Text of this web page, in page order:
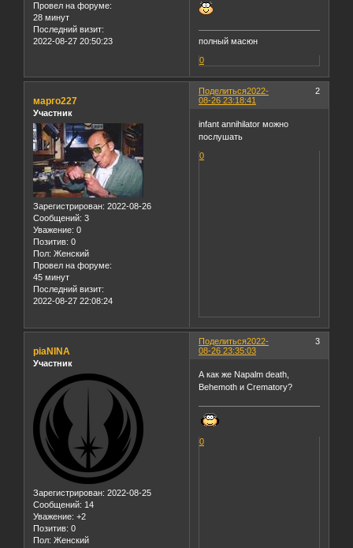
Провел на форуме:
28 минут
Последний визит:
2022-08-27 20:50:23
полный масюн
0
Поделиться 2
2022-
08-26 23:18:41
марго227
Участник
Зарегистрирован: 2022-08-26
Сообщений: 3
Уважение: 0
Позитив: 0
Пол: Женский
Провел на форуме:
45 минут
Последний визит:
2022-08-27 22:08:24
infant annihilator можно
послушать
0
Поделиться 3
2022-
08-26 23:35:03
piaNINA
Участник
Зарегистрирован: 2022-08-25
Сообщений: 14
Уважение: +2
Позитив: 0
Пол: Женский
А как же Napalm death,
Behemoth и Crematory?
0